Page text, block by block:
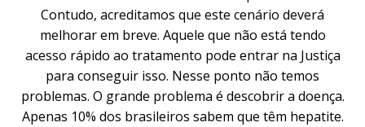
Contudo, acreditamos que este cenário deverá
melhorar em breve. Aquele que não está tendo
acesso rápido ao tratamento pode entrar na Justiça
para conseguir isso. Nesse ponto não temos
problemas. O grande problema é descobrir a doença.
Apenas 10% dos brasileiros sabem que têm hepatite.